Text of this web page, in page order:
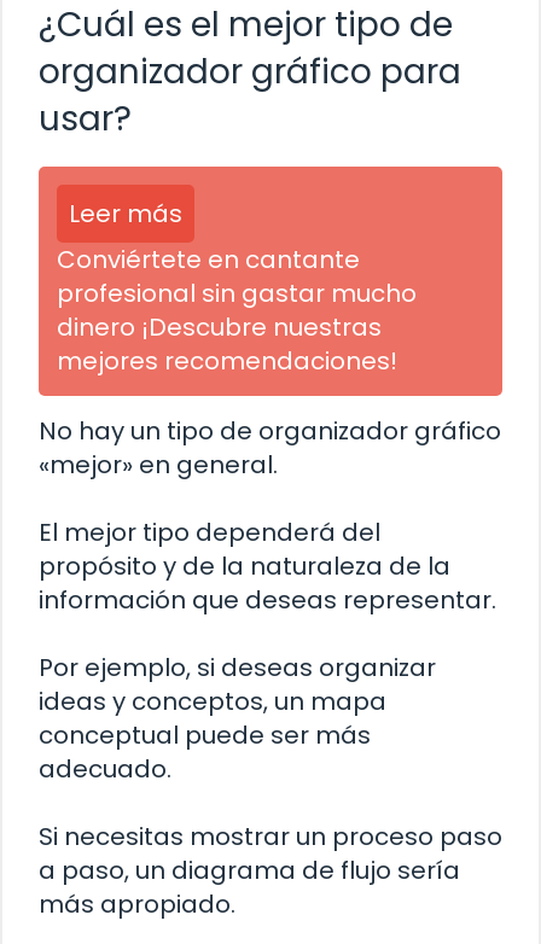
¿Cuál es el mejor tipo de
organizador gráfico para
usar?
Leer más
Conviértete en cantante
profesional sin gastar mucho
dinero ¡Descubre nuestras
mejores recomendaciones!
No hay un tipo de organizador gráfico
«mejor» en general.
El mejor tipo dependerá del
propósito y de la naturaleza de la
información que deseas representar.
Por ejemplo, si deseas organizar
ideas y conceptos, un mapa
conceptual puede ser más
adecuado.
Si necesitas mostrar un proceso paso
a paso, un diagrama de flujo sería
más apropiado.